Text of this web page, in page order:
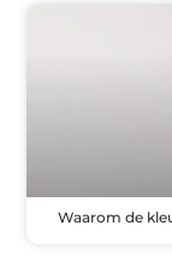
Waarom de